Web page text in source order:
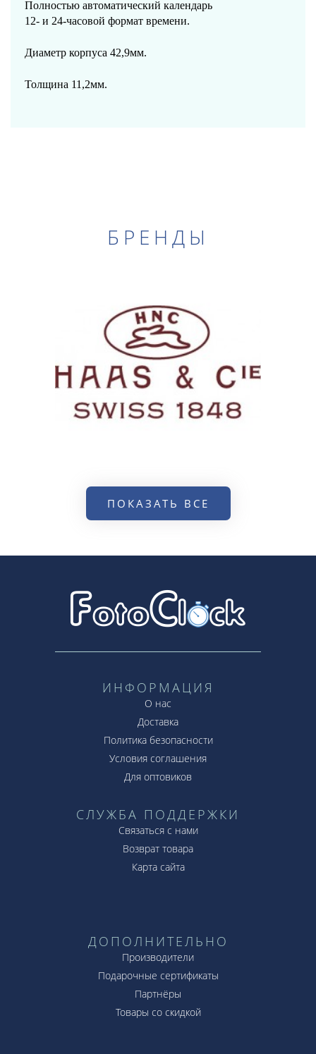
Полностью автоматический календарь
12- и 24-часовой формат времени.
Диаметр корпуса 42,9мм.
Толщина 11,2мм.
БРЕНДЫ
ПОКАЗАТЬ ВСЕ
ИНФОРМАЦИЯ
О нас
Доставка
Политика безопасности
Условия соглашения
Для оптовиков
СЛУЖБА ПОДДЕРЖКИ
Связаться с нами
Возврат товара
Карта сайта
ДОПОЛНИТЕЛЬНО
Производители
Подарочные сертификаты
Партнёры
Товары со скидкой